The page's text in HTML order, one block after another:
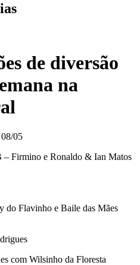
de diversão
na
05
Firmino e Ronaldo & Ian Matos
Flavinho e Baile das Mães
com Wilsinho da Floresta